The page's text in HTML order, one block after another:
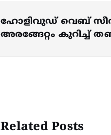
ഹോളിവുഡ് വെബ്
അരങ്ങേറ്റം കുറിച്ച്
Related Posts